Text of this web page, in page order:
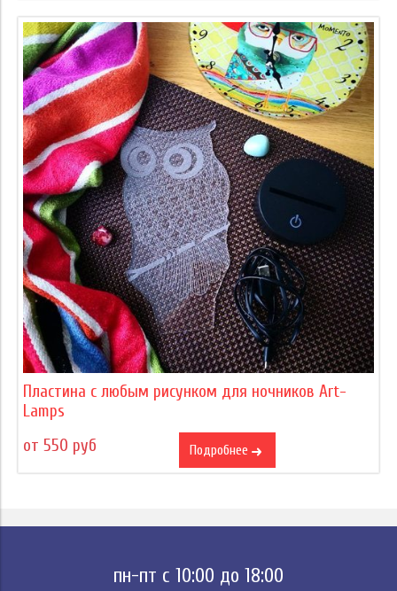
Пластина с любым рисунком для ночников Art-
Lamps
от 550 руб
Подробнее
пн-пт с 10:00 до 18:00